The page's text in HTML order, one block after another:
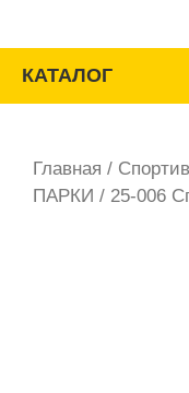
содержимому
КАТАЛОГ
Главная /
ПАРКИ / 25-006